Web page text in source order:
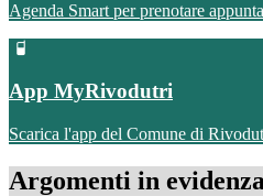
Agenda Smart per prenotare
App MyRivodutri
Scarica l'app del Comune di
Argomenti in evidenza